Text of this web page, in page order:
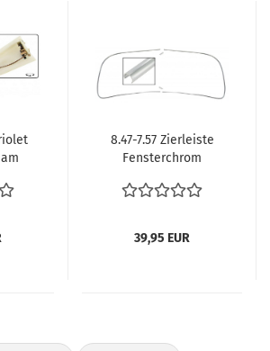
8.47-7.57 Zierleiste
Fensterchrom
Dichtung Frontscheibe
Metalzierleiste Alu
Zierleiste
39,95 EUR